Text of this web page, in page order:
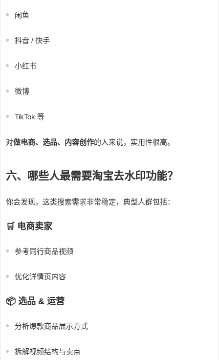
闲鱼
抖音 / 快手
小红书
微博
TikTok 等
对做电商、选品、内容创作的人来说，实用性很高。
六、哪些人最需要淘宝去水印功能？
你会发现，这类搜索需求非常稳定，典型人群包括：
🛒 电商卖家
参考同行商品视频
优化详情页内容
📦 选品 & 运营
分析爆款商品展示方式
拆解视频结构与卖点